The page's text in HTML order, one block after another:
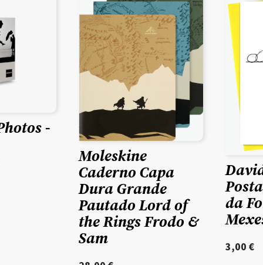
-
Moleskine
Caderno Capa
Dura Grande
Pautado Lord of
the Rings Frodo &
Sam
da
3,00 €